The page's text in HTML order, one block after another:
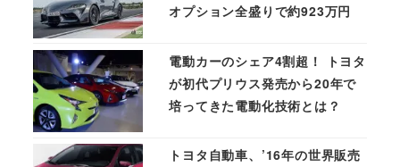
オプション全盛りで約923万円
電動カーのシェア4割超！ トヨタ
が初代プリウス発売から20年で
培ってきた電動化技術とは？
トヨタ自動車、’16年の世界販売